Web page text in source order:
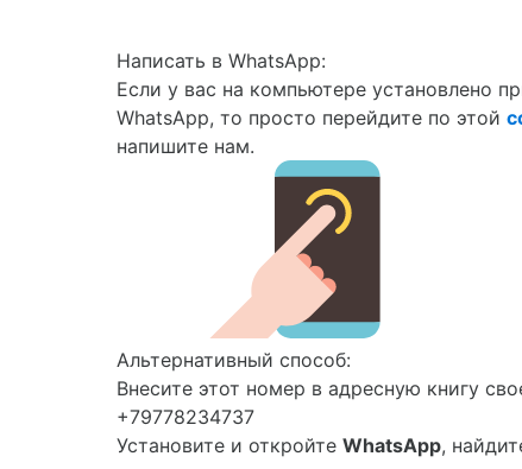
Написать в WhatsApp:
Если у вас на компьютере установлено
WhatsApp, то просто перейдите по этой
напишите нам.
Альтернативный способ:
Внесите этот номер в адресную книгу
+79778234737
Установите и откройте WhatsApp,